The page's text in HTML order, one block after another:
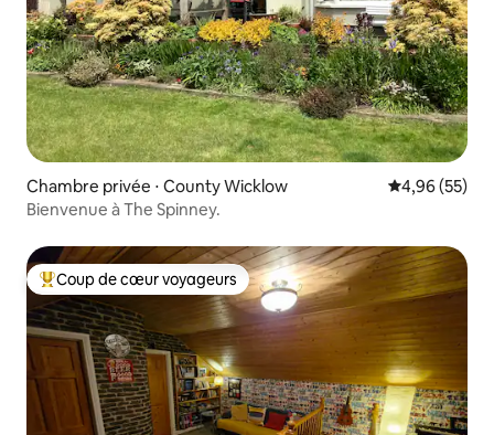
Chambre privée ⋅ County Wicklow Évaluation
4,96 (55)
Bienvenue à The Spinney.
Coups de cœur voyageurs les plus appréciés
Coup de cœur voyageurs